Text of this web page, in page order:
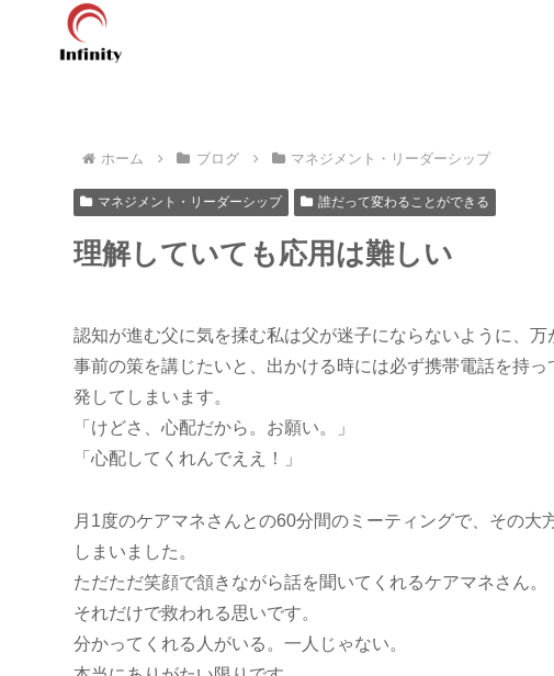
ホーム ブログ マネジメント・リーダーシップ
マネジメント・リーダーシップ 誰だって変わることができる
理解していても応用は難しい
認知が進む父に気を揉む私は父が迷子にならないように、
事前の策を講じたいと、出かける時には必ず携帯電話を持
発してしまいます。
「けどさ、心配だから。お願い。」
「心配してくれんでええ！」
月1度のケアマネさんとの60分間のミーティングで、その
しまいました。
ただただ笑顔で頷きながら話を聞いてくれるケアマネさん。
それだけで救われる思いです。
分かってくれる人がいる。一人じゃない。